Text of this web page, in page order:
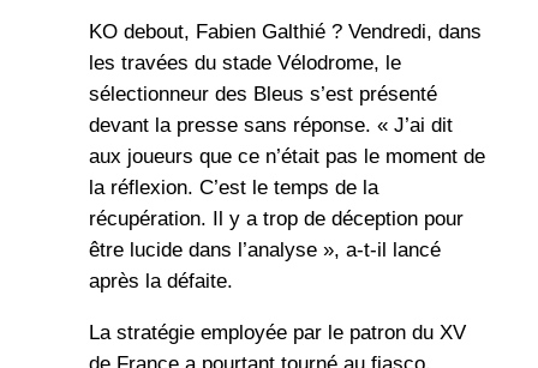
KO debout, Fabien Galthié ? Vendredi, dans
les travées du stade Vélodrome, le
sélectionneur des Bleus s’est présenté
devant la presse sans réponse. « J’ai dit
aux joueurs que ce n’était pas le moment de
la réflexion. C’est le temps de la
récupération. Il y a trop de déception pour
être lucide dans l’analyse », a-t-il lancé
après la défaite.
La stratégie employée par le patron du XV